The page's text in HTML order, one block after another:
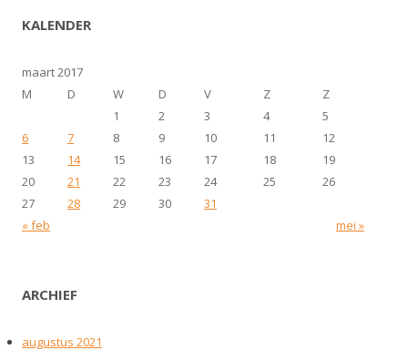
KALENDER
maart 2017
M
D W D V Z Z
« feb mei »
1 2 3 4
5
6
7 8 9 10 11
12
13
14 15 16 17 18
19
20
21 22 23 24 25
26
27
28 29 30 31
ARCHIEF
augustus 2021